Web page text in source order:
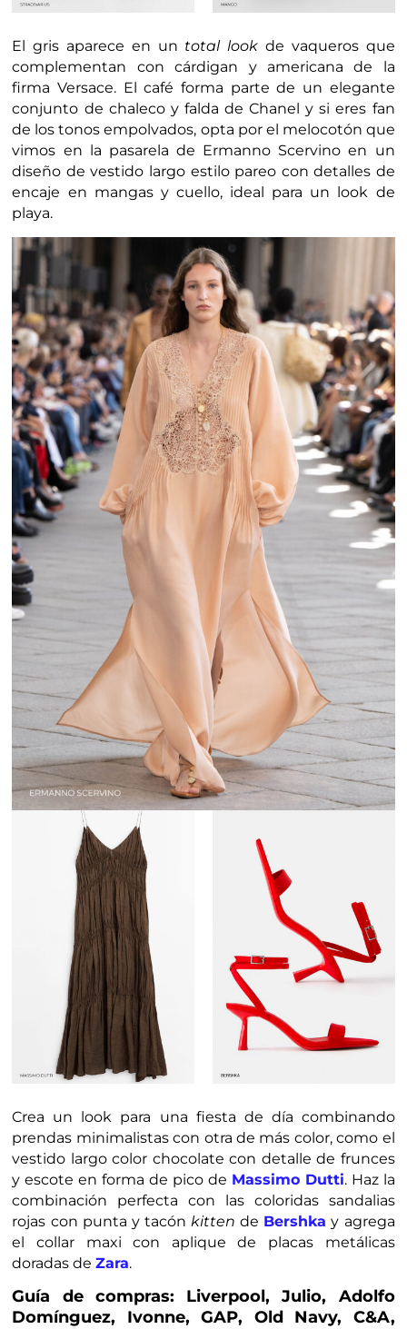
El gris aparece en un total look de vaqueros que
complementan con cárdigan y americana de la
firma Versace. El café forma parte de un elegante
conjunto de chaleco y falda de Chanel y si eres fan
de los tonos empolvados, opta por el melocotón que
vimos en la pasarela de Ermanno Scervino en un
diseño de vestido largo estilo pareo con detalles de
encaje en mangas y cuello, ideal para un look de
playa.
Crea un look para una fiesta de día combinando
prendas minimalistas con otra de más color, como el
vestido largo color chocolate con detalle de frunces
y escote en forma de pico de Massimo Dutti. Haz la
combinación perfecta con las coloridas sandalias
rojas con punta y tacón kitten de Bershka y agrega
el collar maxi con aplique de placas metálicas
doradas deZara.
Guía de compras: Liverpool, Julio, Adolfo
Domínguez, Ivonne, GAP, Old Navy, C&A,